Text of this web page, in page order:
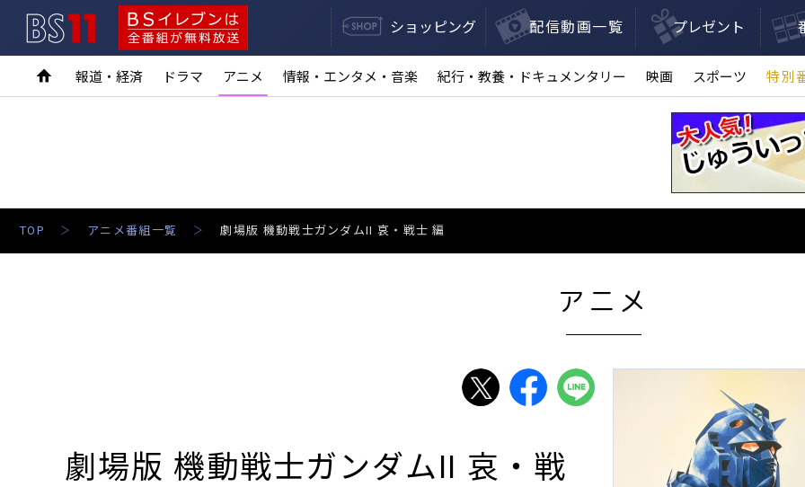
BSイレブンは全番組が無料放送
ショッピング 配信動画一覧 プレゼント
報道・経済 ドラマ アニメ 情報・エンタメ・音楽 紀行・教養・ドキュメンタリー 映画 スポーツ 特別
TOP アニメ番組一覧 劇場版 機動戦士ガンダムII 哀・戦士 編
アニメ
劇場版 機動戦士ガンダムII 哀・戦